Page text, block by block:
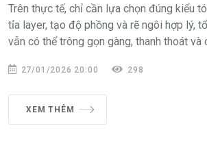
Trên thực tế, chỉ cần lựa chọn đúng kiểu
tỉa layer, tạo độ phồng và rẽ ngôi hợp lý,
vẫn có thể trông gọn gàng, thanh thoát và
27/01/2026 20:00 298
XEM THÊM